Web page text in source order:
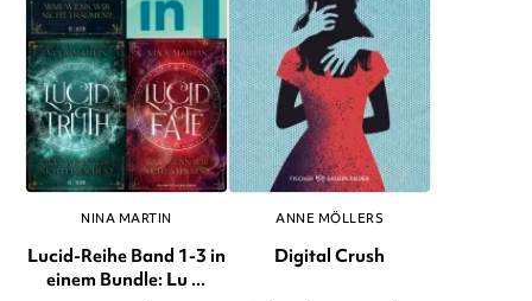
NINA MARTIN
Lucid-Reihe Band 1-3 in
einem Bundle: Lu ...
ANNE MÖLLERS
Digital Crush